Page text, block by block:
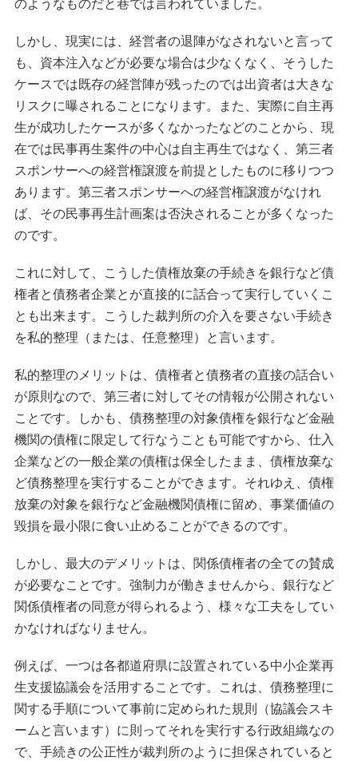
のようなものだと巷では言われていました。
しかし、現実には、経営者の退陣がなされないと言って
も、資本注入などが必要な場合は少なくなく、そうした
ケースでは既存の経営陣が残ったのでは出資者は大きな
リスクに曝されることになります。また、実際に自主再
生が成功したケースが多くなかったなどのことから、現
在では民事再生案件の中心は自主再生ではなく、第三者
スポンサーへの経営権譲渡を前提としたものに移りつつ
あります。第三者スポンサーへの経営権譲渡がなけれ
ば、その民事再生計画案は否決されることが多くなった
のです。
これに対して、こうした債権放棄の手続きを銀行など債
権者と債務者企業とが直接的に話合って実行していくこ
とも出来ます。こうした裁判所の介入を要さない手続き
を私的整理（または、任意整理）と言います。
私的整理のメリットは、債権者と債務者の直接の話合い
が原則なので、第三者に対してその情報が公開されない
ことです。しかも、債務整理の対象債権を銀行など金融
機関の債権に限定して行なうことも可能ですから、仕入
企業などの一般企業の債権は保全したまま、債権放棄な
ど債務整理を実行することができます。それゆえ、債権
放棄の対象を銀行など金融機関債権に留め、事業価値の
毀損を最小限に食い止めることができるのです。
しかし、最大のデメリットは、関係債権者の全ての賛成
が必要なことです。強制力が働きませんから、銀行など
関係債権者の同意が得られるよう、様々な工夫をしてい
かなければなりません。
例えば、一つは各都道府県に設置されている中小企業再
生支援協議会を活用することです。これは、債務整理に
関する手順について事前に定められた規則（協議会スキ
ームと言います）に則ってそれを実行する行政組織なの
で、手続きの公正性が裁判所のように担保されていると